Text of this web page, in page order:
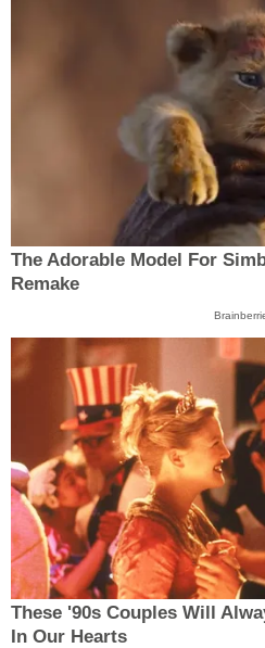
The Adorable Model For
Remake
These '90s Couples Will
In Our Hearts